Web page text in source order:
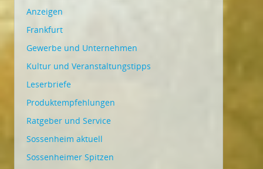
Anzeigen
Frankfurt
Gewerbe und Unternehmen
Kultur und Veranstaltungstipps
Leserbriefe
Produktempfehlungen
Ratgeber und Service
Sossenheim aktuell
Sossenheimer Spitzen